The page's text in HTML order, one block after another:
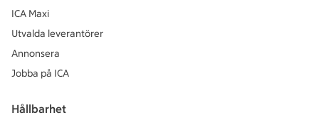
ICA Maxi
Utvalda leverantörer
Annonsera
Jobba på ICA
Hållbarhet